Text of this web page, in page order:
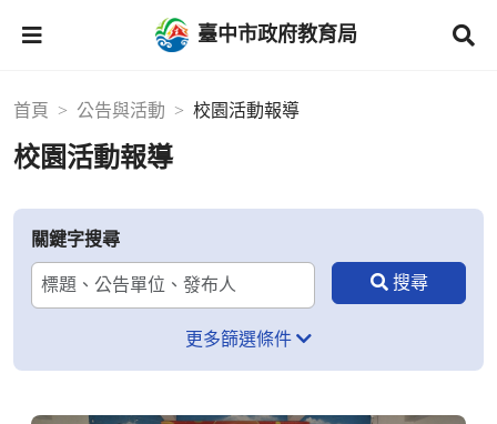
臺中市政府教育局
首頁 公告與活動 校園活動報導
校園活動報導
關鍵字搜尋
更多篩選條件